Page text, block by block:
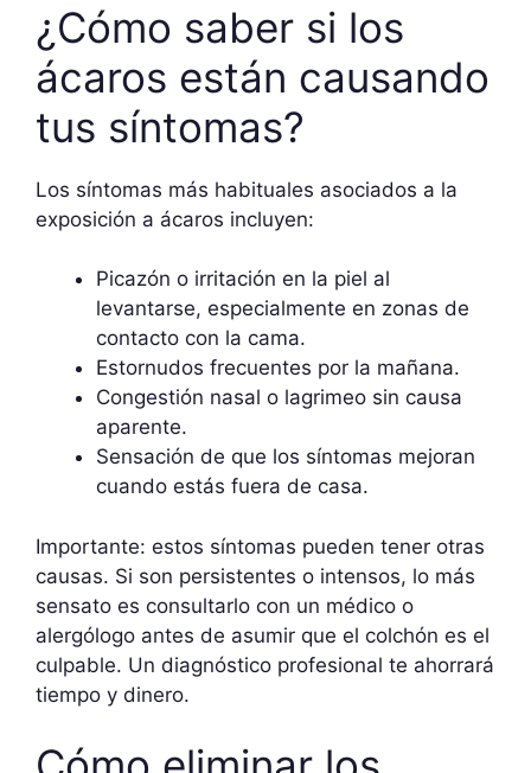
¿Cómo saber si los
ácaros están causando
tus síntomas?
Los síntomas más habituales asociados a la
exposición a ácaros incluyen:
Picazón o irritación en la piel al
levantarse, especialmente en zonas de
contacto con la cama.
Estornudos frecuentes por la mañana.
Congestión nasal o lagrimeo sin causa
aparente.
Sensación de que los síntomas mejoran
cuando estás fuera de casa.
Importante: estos síntomas pueden tener otras
causas. Si son persistentes o intensos, lo más
sensato es consultarlo con un médico o
alergólogo antes de asumir que el colchón es el
culpable. Un diagnóstico profesional te ahorrará
tiempo y dinero.